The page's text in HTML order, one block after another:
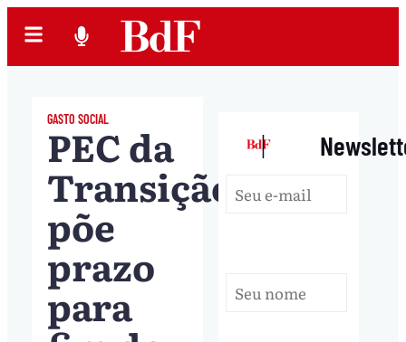
GASTO SOCIAL
PEC da
Transição
põe
prazo
para
|